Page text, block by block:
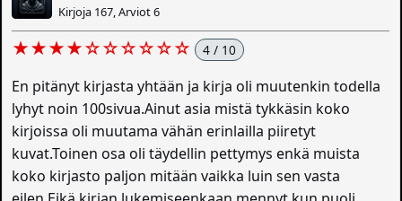
Kirjoja 167, Arviot 6
★★★★☆☆☆☆☆☆ 4 / 10
En pitänyt kirjasta yhtään ja kirja oli muutenkin todella
lyhyt noin 100sivua.Ainut asia mistä tykkäsin koko
kirjoissa oli muutama vähän erinlailla piiretyt
kuvat.Toinen osa oli täydellin pettymys enkä muista
koko kirjasto paljon mitään vaikka luin sen vasta